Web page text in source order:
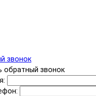
звонок
обратный звонок